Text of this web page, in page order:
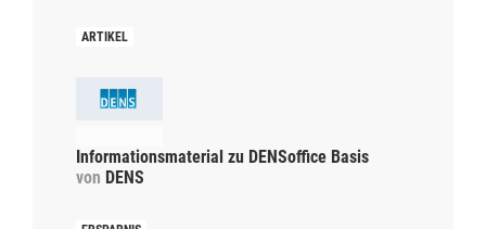
Informationsmaterial zu DENSoffice Basis
von DENS